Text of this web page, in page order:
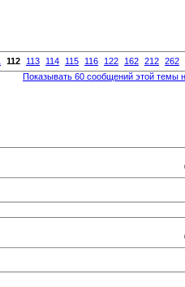
112 113 114 115 116 122 162 212 262
Показывать 60 сообщений этой темы